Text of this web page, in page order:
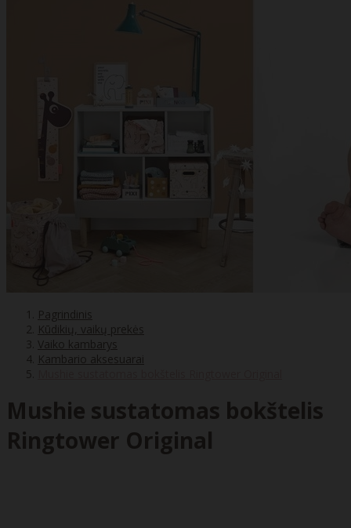
Pagrindinis
Kūdikių, vaikų prekės
Vaiko kambarys
Kambario aksesuarai
Mushie sustatomas bokštelis
Ringtower Original